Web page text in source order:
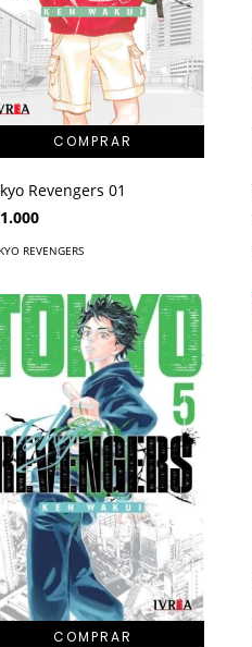
Revengers 01
REVENGERS